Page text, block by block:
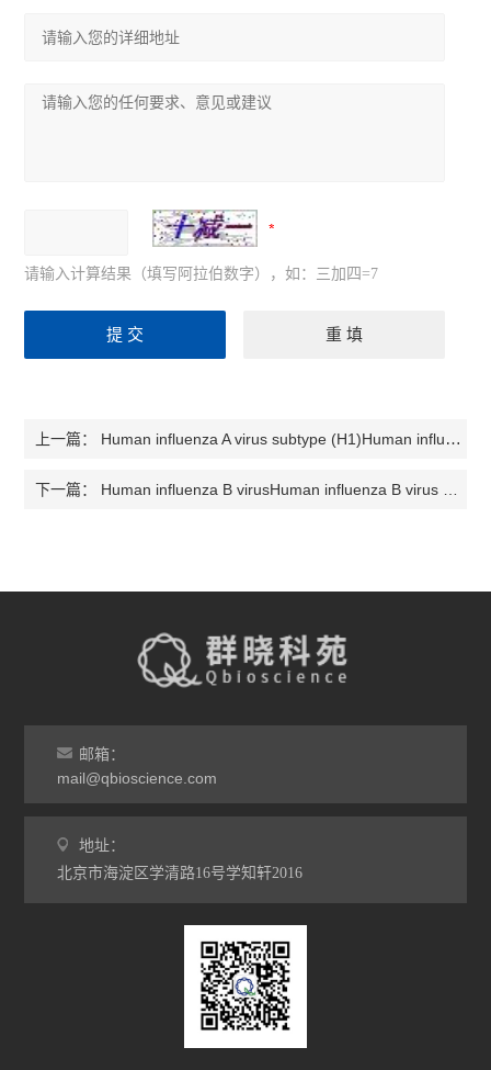
请输入计算结果（填写阿拉伯数字），如：三加四=7
上一篇： Human influenza A virus subtype (H1)Human influenza A virus subtype (H1) 人甲型流感病毒亚型（H1）检测试剂盒
下一篇： Human influenza B virusHuman influenza B virus 人乙型流感病毒检测试剂盒
邮箱：
mail@qbioscience.com
地址：
北京市海淀区学清路16号学知轩2016